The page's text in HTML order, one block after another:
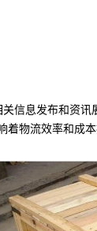
信息发布和资讯
物流效率和